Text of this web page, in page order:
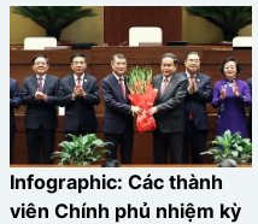
Infographic: Các thành
viên Chính phủ nhiệm kỳ